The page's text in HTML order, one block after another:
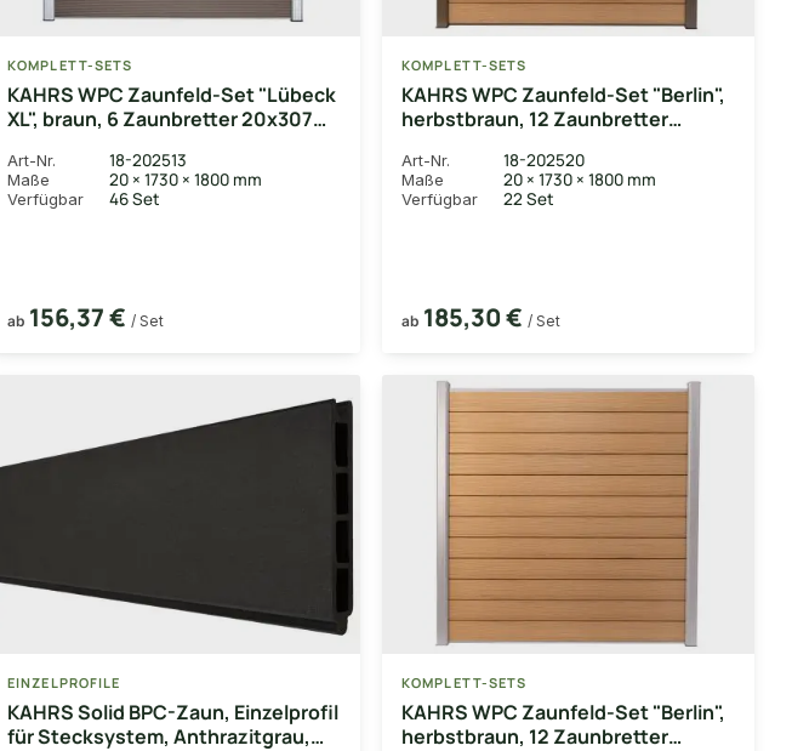
KOMPLETT-SETS
KAHRS WPC Zaunfeld-Set "Lübeck
XL", braun, 6 Zaunbretter 20x307
silber + Fixierungsstange (exkl.
Pfosten), 180x180 cm
Art-Nr. 18-202513
Maße 20 × 1730 × 1800 mm
Verfügbar 46 Set
ab 156,37 € / Set
KOMPLETT-SETS
KAHRS WPC Zaunfeld-Set "Berlin",
herbstbraun, 12 Zaunbretter
Endleiste in anthrazitbraun +
Fixierungsstange (exkl. Pfosten),
180x180 cm
Art-Nr. 18-202520
Maße 20 × 1730 × 1800 mm
Verfügbar 22 Set
ab 185,30 € / Set
EINZELPROFILE
KAHRS Solid BPC-Zaun, Einzelprofil
für Stecksystem, Anthrazitgrau,
KOMPLETT-SETS
KAHRS WPC Zaunfeld-Set "Berlin",
herbstbraun, 12 Zaunbretter